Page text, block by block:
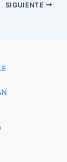
SIGUIENTE